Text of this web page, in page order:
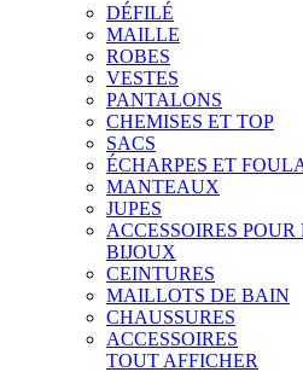
DÉFILÉ
MAILLE
ROBES
VESTES
PANTALONS
CHEMISES ET TOP
SACS
ÉCHARPES ET
MANTEAUX
JUPES
ACCESSOIRES
BIJOUX
CEINTURES
MAILLOTS DE BAIN
CHAUSSURES
ACCESSOIRES
TOUT AFFICHER